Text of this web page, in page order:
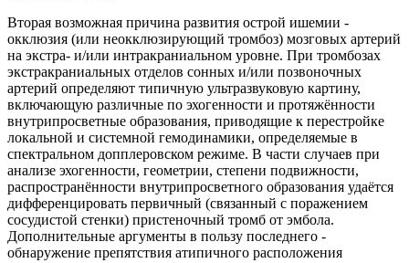
Вторая возможная причина развития острой ишемии -
окклюзия (или неокклюзирующий тромбоз) мозговых артерий
на экстра- и/или интракраниальном уровне. При тромбозах
экстракраниальных отделов сонных и/или позвоночных
артерий определяют типичную ультразвуковую картину,
включающую различные по эхогенности и протяжённости
внутрипросветные образования, приводящие к перестройке
локальной и системной гемодинамики, определяемые в
спектральном допплеровском режиме. В части случаев при
анализе эхогенности, геометрии, степени подвижности,
распространённости внутрипросветного образования удаётся
дифференцировать первичный (связанный с поражением
сосудистой стенки) пристеночный тромб от эмбола.
Дополнительные аргументы в пользу последнего -
обнаружение препятствия атипичного расположения